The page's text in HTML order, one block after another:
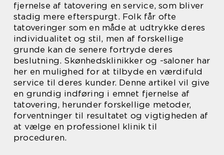
fjernelse af tatovering en service, som bliver
stadig mere efterspurgt. Folk får ofte
tatoveringer som en måde at udtrykke deres
individualitet og stil, men af forskellige
grunde kan de senere fortryde deres
beslutning. Skønhedsklinikker og -saloner har
her en mulighed for at tilbyde en værdifuld
service til deres kunder. Denne artikel vil give
en grundig indføring i emnet fjernelse af
tatovering, herunder forskellige metoder,
forventninger til resultatet og vigtigheden af
at vælge en professionel klinik til
proceduren.